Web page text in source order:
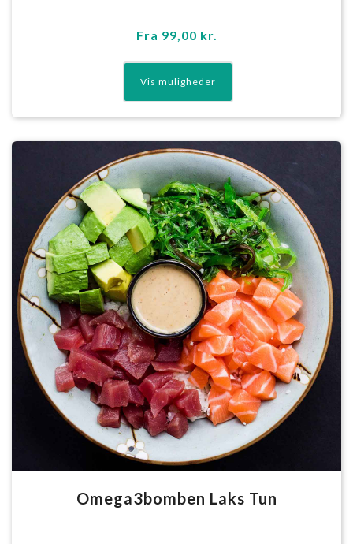
Fra 99,00 kr.
Omega3bomben Laks Tun